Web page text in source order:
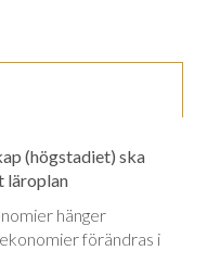
(högstadiet) ska
läroplan
hänger
förändras i